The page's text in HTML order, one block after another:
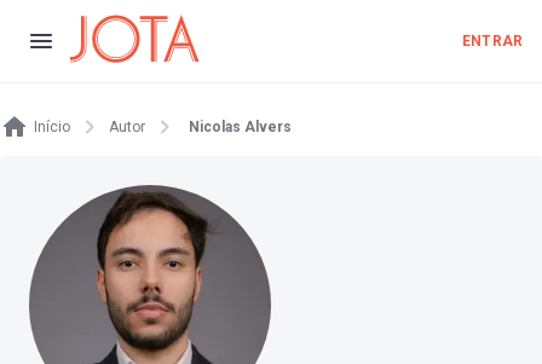
ENTRAR
Início Autor Nicolas Alvers